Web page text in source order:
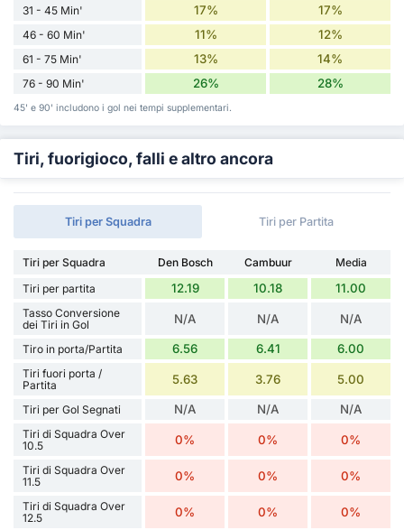
31 - 45 Min' 17% 17%
46 - 60 Min' 11% 12%
61 - 75 Min' 13% 14%
76 - 90 Min' 26% 28%
45' e 90' includono i gol nei tempi supplementari.
Tiri, fuorigioco, falli e altro ancora
Tiri per Squadra Tiri per Partita
Tiri per Squadra Den Bosch Cambuur
Media
Tiri per partita
12.19 10.18 11.00
Tasso Conversione
dei Tiri in Gol
N/A N/A N/A
Tiro in porta/Partita 6.56 6.41 6.00
Tiri fuori porta /
Partita
5.63 3.76 5.00
Tiri per Gol Segnati N/A N/A N/A
Tiri di Squadra Over
10.5
0% 0% 0%
Tiri di Squadra Over
11.5
0% 0% 0%
Tiri di Squadra Over
12.5
0% 0% 0%